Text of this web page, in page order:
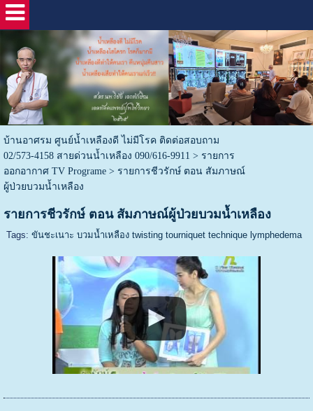
บ้านอาศรม ศูนย์น้ำเหลืองดี ไม่มีโรค ติดต่อสอบถาม
02/573-4158 สายด่วนน้ำเหลือง 090/616-9911 > รายการ
ออกอากาศ TV Programe> รายการชีวรักษ์ ตอน สัมภาษณ์
ผู้ป่วยบวมน้ำเหลือง
รายการชีวรักษ์ ตอน สัมภาษณ์ผู้ป่วยบวมน้ำเหลือง
Tags: ขันชะเนาะ บวมน้ำเหลือง twisting tourniquet technique lymphedema